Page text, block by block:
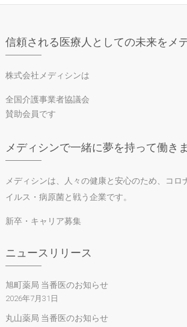
信頼される医療人としての未来をメ
株式会社メディシンは
全国介護事業者協議会
賛助会員です
メディシンで一緒に夢を持って働き
メディシンは、人々の健康と安心のため、コロ
イルス・病原菌と戦う企業です。
新卒・キャリア募集
ニュースリリース
旭町薬局 当番医のお知らせ
2026年7月31日
丸山薬局 当番医のお知らせ